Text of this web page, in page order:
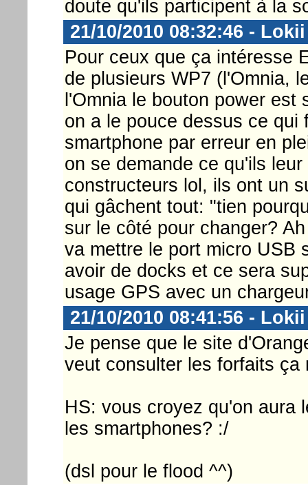
doute qu'ils participent à la
21/10/2010 08:32:46 - Lokii
Pour ceux que ça intéresse
de plusieurs WP7 (l'Omnia,
l'Omnia le bouton power
on a le pouce dessus ce qui
smartphone par erreur en
on se demande ce qu'ils
constructeurs lol, ils ont un
qui gâchent tout: "tien
sur le côté pour changer?
va mettre le port micro USB
avoir de docks et ce sera
usage GPS avec un
21/10/2010 08:41:56 - Lokii
Je pense que le site
veut consulter les forfaits ça
HS: vous croyez qu'on aura
les smartphones? :/
(dsl pour le flood ^^)